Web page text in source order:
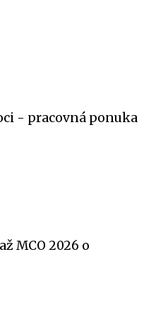
- pracovná ponuka
MCO 2026 o